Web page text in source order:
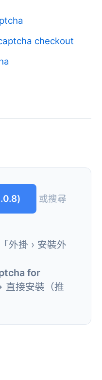
checkout
或搜尋
掛 › 安裝外
for
直接安裝（推